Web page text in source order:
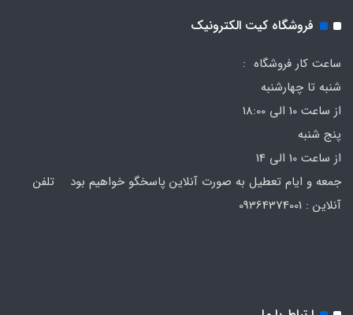
فروشگاه کیت الکترونیک
ساعت کار فروشگاه :
شنبه تا چهارشنبه
از ساعت 10 الی 18:00
پنج شنبه
از ساعت 10 الی 14
جمعه و ایام تعطیل به صورت آنلاین پاسخگو خواهیم بود تلفن